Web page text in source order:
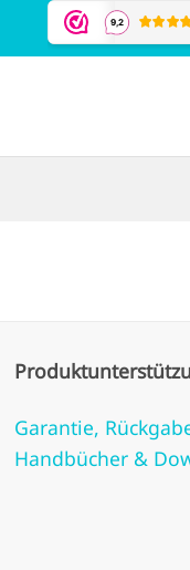
Garantie,
Handbücher &